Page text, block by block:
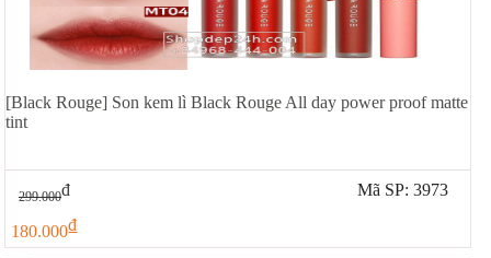
[Black Rouge] Son kem lì Black Rouge All day power proof matte
tint
299.000đ
180.000đ
Mã SP: 3973